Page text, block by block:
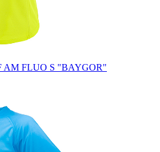
AM FLUO S "BAYGOR"